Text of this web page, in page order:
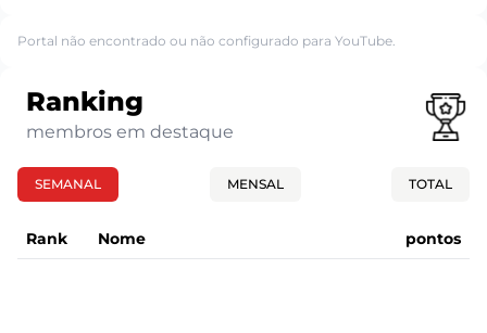
Portal não encontrado ou não configurado para YouTube.
Ranking
membros em destaque
SEMANAL MENSAL TOTAL
Rank Nome pontos